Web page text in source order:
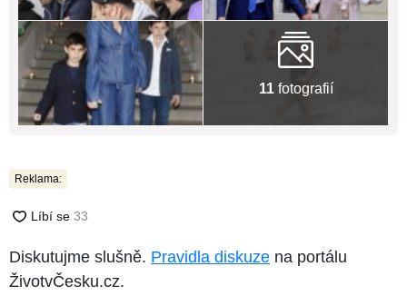
11fotografií
Reklama:
Diskutujme slušně. Pravidla diskuze na portálu
ŽivotvČesku.cz.